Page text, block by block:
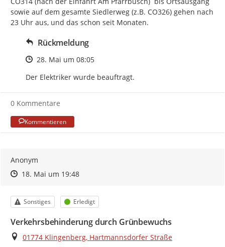
sowie auf dem gesamte Siedlerweg (z.B. CO326) gehen nach
23 Uhr aus, und das schon seit Monaten.
Rückmeldung
Zeitpunkt des Erstellens
28. Mai um 08:05
Der Elektriker wurde beauftragt.
0 Kommentare
Kommentieren
Anonym
Zeitpunkt des Erstellens
Zeitpunkt des Erstellens
18. Mai um 19:48Zur Äußerung
Kategorie
Sonstiges Status
Erledigt
Verkehrsbehinderung durch Grünbewuchs
Ort
01774 Klingenberg, Hartmannsdorfer Straße